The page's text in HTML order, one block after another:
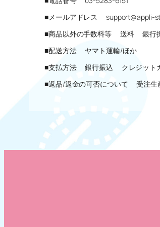
■メールアドレス support@appli-
■商品以外の手数料等 送料 銀行
■配送方法 ヤマト運輸/ほか
■支払方法 銀行振込 クレジット
■返品/返金の可否について 受注生